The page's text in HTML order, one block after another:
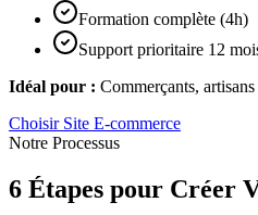
Formation complète (4h)
Support prioritaire 12
Idéal pour : Commerçants, artisans
Choisir Site E-commerce
Notre Processus
6 Étapes pour Créer